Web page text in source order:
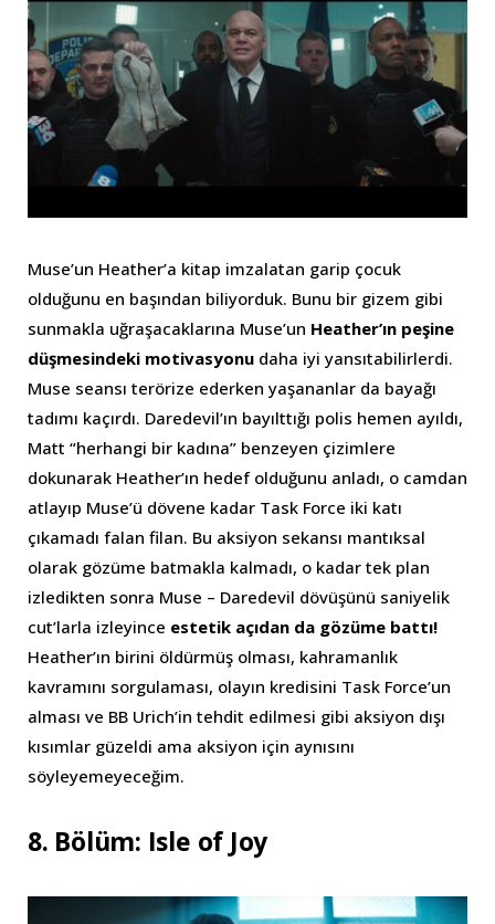
Muse’un Heather’a kitap imzalatan garip çocuk
olduğunu en başından biliyorduk. Bunu bir gizem gibi
sunmakla uğraşacaklarına Muse’un Heather’ın peşine
düşmesindeki motivasyonu daha iyi yansıtabilirlerdi.
Muse seansı terörize ederken yaşananlar da bayağı
tadımı kaçırdı. Daredevil’ın bayılttığı polis hemen ayıldı,
Matt “herhangi bir kadına” benzeyen çizimlere
dokunarak Heather’ın hedef olduğunu anladı, o camdan
atlayıp Muse’ü dövene kadar Task Force iki katı
çıkamadı falan filan. Bu aksiyon sekansı mantıksal
olarak gözüme batmakla kalmadı, o kadar tek plan
izledikten sonra Muse – Daredevil dövüşünü saniyelik
cut’larla izleyince estetik açıdan da gözüme battı!
Heather’ın birini öldürmüş olması, kahramanlık
kavramını sorgulaması, olayın kredisini Task Force’un
alması ve BB Urich’in tehdit edilmesi gibi aksiyon dışı
kısımlar güzeldi ama aksiyon için aynısını
söyleyemeyeceğim.
8. Bölüm: Isle of Joy